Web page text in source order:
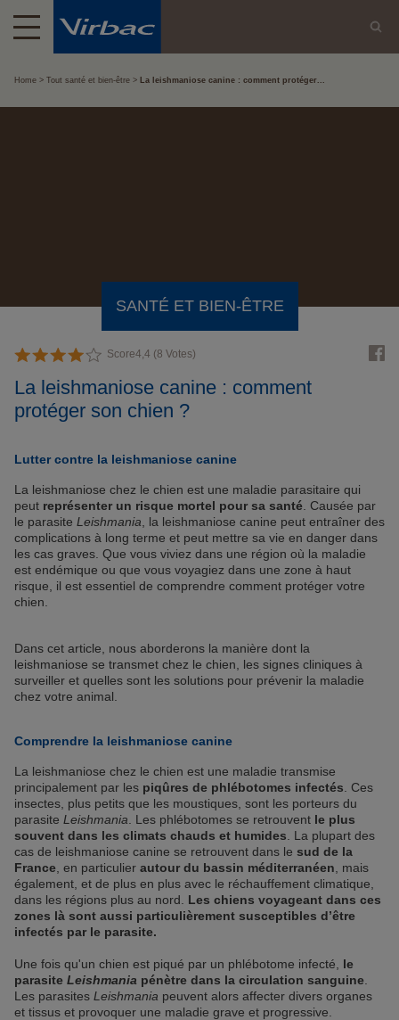
Home Tout santé et bien-être La leishmaniose canine : comment protéger...
SANTÉ ET BIEN-ÊTRE
Score4,4 (8 Votes)
La leishmaniose canine : comment
protéger son chien ?
Lutter contre la leishmaniose canine
La leishmaniose chez le chien est une maladie parasitaire qui
peut représenter un risque mortel pour sa santé . Causée par
le parasite Leishmania , la leishmaniose canine peut entraîner des
complications à long terme et peut mettre sa vie en danger dans
les cas graves. Que vous viviez dans une région où la maladie
est endémique ou que vous voyagiez dans une zone à haut
risque, il est essentiel de comprendre comment protéger votre
chien.
Dans cet article, nous aborderons la manière dont la
leishmaniose se transmet chez le chien, les signes cliniques à
surveiller et quelles sont les solutions pour prévenir la maladie
chez votre animal.
Comprendre la leishmaniose canine
La leishmaniose chez le chien est une maladie transmise
principalement par les piqûres de phlébotomes infectés . Ces
insectes, plus petits que les moustiques, sont les porteurs du
parasite Leishmania . Les phlébotomes se retrouvent le plus
souvent dans les climats chauds et humides . La plupart des
cas de leishmaniose canine se retrouvent dans le sud de la
France , en particulier autour du bassin méditerranéen , mais
également, et de plus en plus avec le réchauffement climatique,
dans les régions plus au nord. Les chiens voyageant dans ces
zones là sont aussi particulièrement susceptibles d’être
infectés par le parasite.
Une fois qu'un chien est piqué par un phlébotome infecté,
le
parasite Leishmania pénètre dans la circulation sanguine
Les parasites Leishmania peuvent alors affecter divers organes
et tissus et provoquer une maladie grave et progressive.